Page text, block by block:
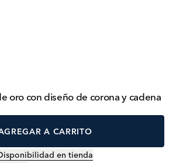
oro con diseño de corona y cadena
A CARRITO
en tienda